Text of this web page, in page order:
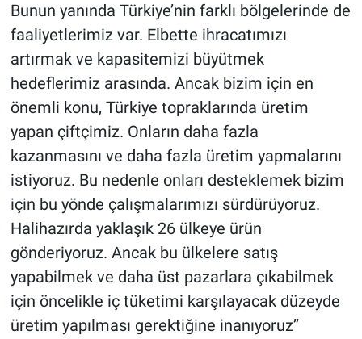
Bunun yanında Türkiye’nin farklı bölgelerinde de
faaliyetlerimiz var. Elbette ihracatımızı
artırmak ve kapasitemizi büyütmek
hedeflerimiz arasında. Ancak bizim için en
önemli konu, Türkiye topraklarında üretim
yapan çiftçimiz. Onların daha fazla
kazanmasını ve daha fazla üretim yapmalarını
istiyoruz. Bu nedenle onları desteklemek bizim
için bu yönde çalışmalarımızı sürdürüyoruz.
Halihazırda yaklaşık 26 ülkeye ürün
gönderiyoruz. Ancak bu ülkelere satış
yapabilmek ve daha üst pazarlara çıkabilmek
için öncelikle iç tüketimi karşılayacak düzeyde
üretim yapılması gerektiğine inanıyoruz’’